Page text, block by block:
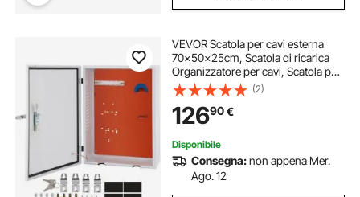
VEVOR Scatola per cavi esterna
70x50x25cm, Scatola di ricarica
Organizzatore per cavi, Scatola per
recinzione elettrica in acciaio a
freddo antipolvere IP32, per
connettore a parete
(2)
12690€
Disponibile
Consegna:non appena Mer.
Ago. 12